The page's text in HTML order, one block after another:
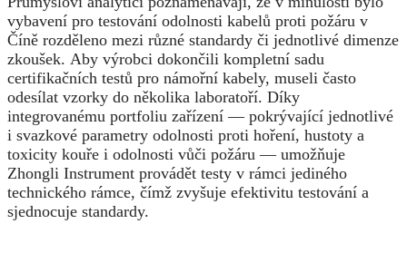
vybavení pro testování odolnosti kabelů proti požáru v
Číně rozděleno mezi různé standardy či jednotlivé dimenze
zkoušek. Aby výrobci dokončili kompletní sadu
certifikačních testů pro námořní kabely, museli často
odesílat vzorky do několika laboratoří. Díky
integrovanému portfoliu zařízení — pokrývající jednotlivé
i svazkové parametry odolnosti proti hoření, hustoty a
toxicity kouře i odolnosti vůči požáru — umožňuje
Zhongli Instrument provádět testy v rámci jediného
technického rámce, čímž zvyšuje efektivitu testování a
sjednocuje standardy.